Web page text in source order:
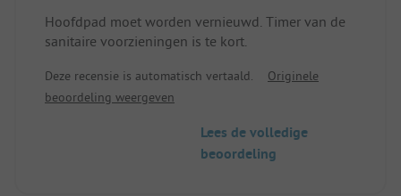
door hagen. Enkele gestabiliseerde plekken.
Hoofdpad moet worden vernieuwd. Timer van de
sanitaire voorzieningen is te kort.
Deze recensie is automatisch vertaald.
Originele
beoordeling weergeven
Lees de volledige
beoordeling